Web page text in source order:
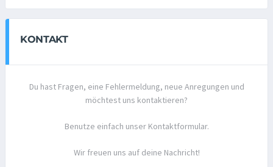
KONTAKT
Du hast Fragen, eine Fehlermeldung, neue Anregungen und
möchtest uns kontaktieren?
Benutze einfach unser Kontaktformular.
Wir freuen uns auf deine Nachricht!